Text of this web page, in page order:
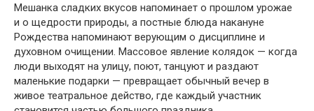
Мешанка сладких вкусов напоминает о прошлом урожае
и о щедрости природы, а постные блюда накануне
Рождества напоминают верующим о дисциплине и
духовном очищении. Массовое явление колядок — когда
люди выходят на улицу, поют, танцуют и раздают
маленькие подарки — превращает обычный вечер в
живое театральное действо, где каждый участник